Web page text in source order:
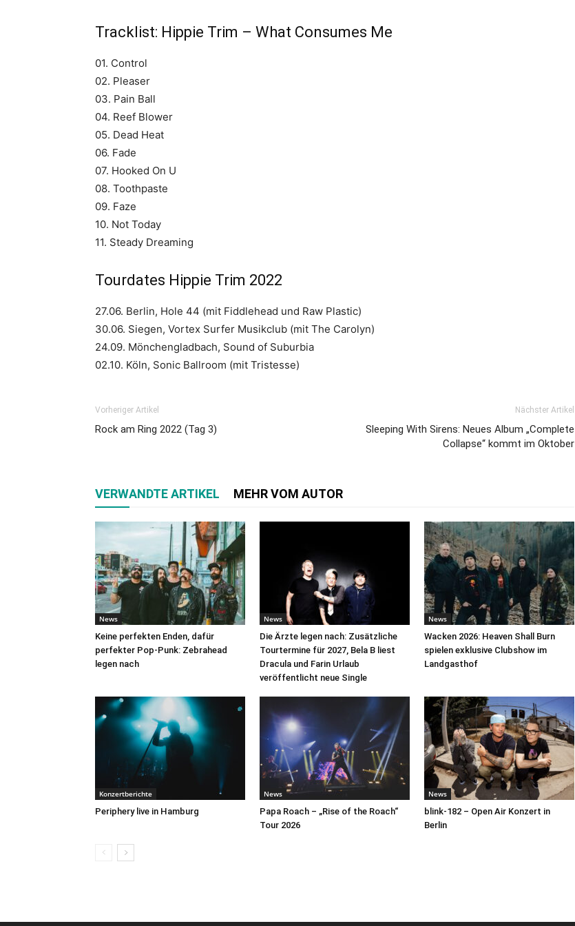
Tracklist: Hippie Trim – What Consumes Me
01. Control
02. Pleaser
03. Pain Ball
04. Reef Blower
05. Dead Heat
06. Fade
07. Hooked On U
08. Toothpaste
09. Faze
10. Not Today
11. Steady Dreaming
Tourdates Hippie Trim 2022
27.06. Berlin, Hole 44 (mit Fiddlehead und Raw Plastic)
30.06. Siegen, Vortex Surfer Musikclub (mit The Carolyn)
24.09. Mönchengladbach, Sound of Suburbia
02.10. Köln, Sonic Ballroom (mit Tristesse)
Vorheriger Artikel
Rock am Ring 2022 (Tag 3)
Nächster Artikel
Sleeping With Sirens: Neues Album „Complete
Collapse“ kommt im Oktober
VERWANDTE ARTIKEL MEHR VOM AUTOR
News
Keine perfekten Enden, dafür
perfekter Pop-Punk: Zebrahead
legen nach
News
Die Ärzte legen nach: Zusätzliche
Tourtermine für 2027, Bela B liest
Dracula und Farin Urlaub
veröffentlicht neue Single
News
Wacken 2026: Heaven Shall Burn
spielen exklusive Clubshow im
Landgasthof
Konzertberichte
Periphery live in Hamburg
News
Papa Roach – „Rise of the Roach“
Tour 2026
News
blink-182 – Open Air Konzert in
Berlin